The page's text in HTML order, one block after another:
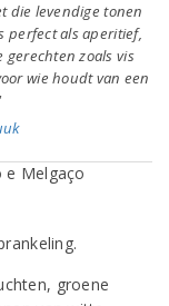
die levendige tonen
perfect als aperitief,
gerechten zoals vis
wie houdt van een
groene